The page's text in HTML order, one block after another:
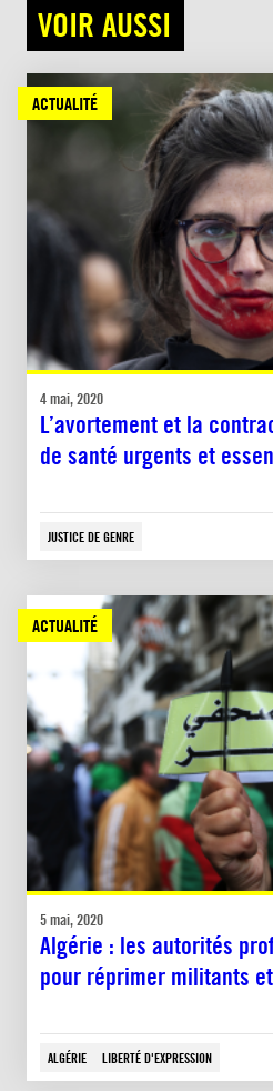
VOIR AUSSI
ACTUALITÉ
4 mai, 2020
L’avortement et la
de santé urgents et
JUSTICE DE GENRE
ACTUALITÉ
5 mai, 2020
Algérie : les autorités
pour réprimer militants
ALGÉRIE LIBERTÉ D'EXPRESSION